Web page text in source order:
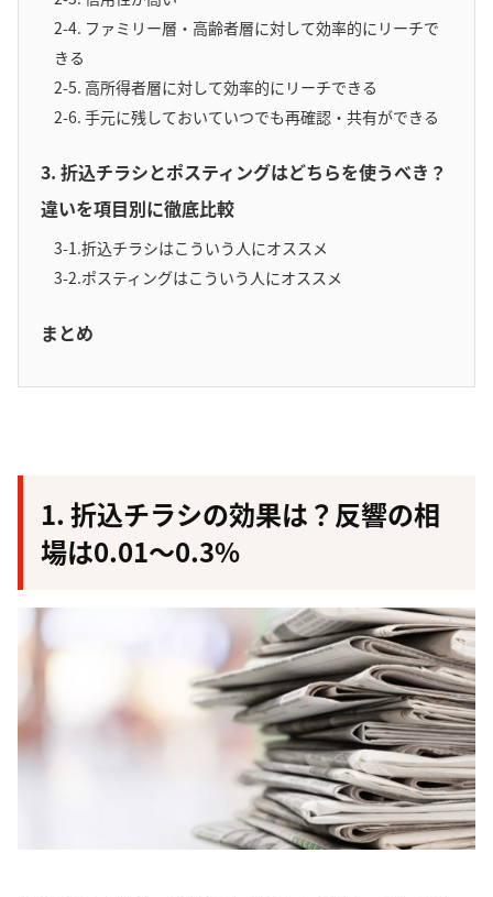
2-4. ファミリー層・高齢者層に対して効率的にリーチで
きる
2-5. 高所得者層に対して効率的にリーチできる
2-6. 手元に残しておいていつでも再確認・共有ができる
3. 折込チラシとポスティングはどちらを使うべき？
違いを項目別に徹底比較
3-1.折込チラシはこういう人にオススメ
3-2.ポスティングはこういう人にオススメ
まとめ
1. 折込チラシの効果は？反響の相
場は0.01～0.3%